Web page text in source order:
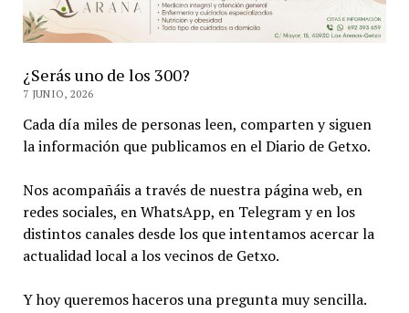
¿Serás uno de los 300?
7 JUNIO, 2026
Cada día miles de personas leen, comparten y siguen
la información que publicamos en el Diario de Getxo.
Nos acompañáis a través de nuestra página web, en
redes sociales, en WhatsApp, en Telegram y en los
distintos canales desde los que intentamos acercar la
actualidad local a los vecinos de Getxo.
Y hoy queremos haceros una pregunta muy sencilla.